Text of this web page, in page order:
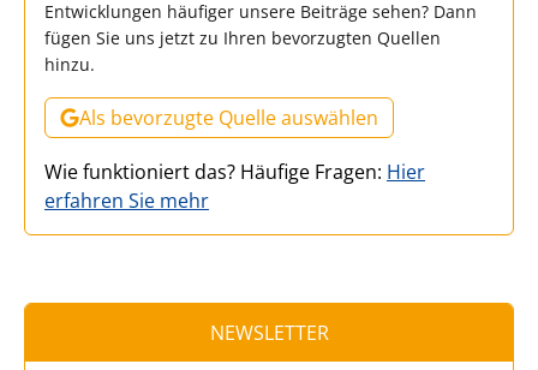
Entwicklungen häufiger unsere Beiträge sehen? Dann
fügen Sie uns jetzt zu Ihren bevorzugten Quellen
hinzu.
Als bevorzugte Quelle auswählen
Wie funktioniert das? Häufige Fragen: Hier
erfahren Sie mehr
NEWSLETTER